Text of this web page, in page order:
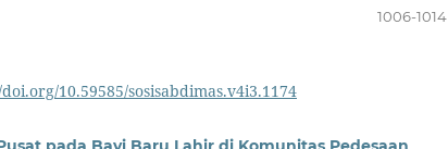
1006-1014
10.59585/sosisabdimas.v4i3.1174